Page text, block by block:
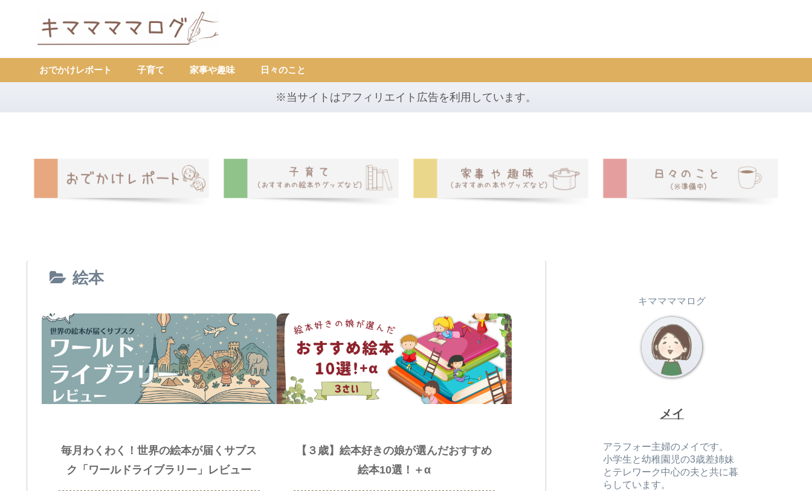
おでかけレポート 子育て 家事や趣味 日々のこと
※当サイトはアフィリエイト広告を利用しています。
絵本
毎月わくわく！世界の絵本が届くサブス
ク「ワールドライブラリー」レビュー
【３歳】絵本好きの娘が選んだおすすめ
絵本10選！＋α
キママママログ
メイ
アラフォー主婦のメイです。
小学生と幼稚園児の3歳差姉妹
とテレワーク中心の夫と共に暮
らしています。